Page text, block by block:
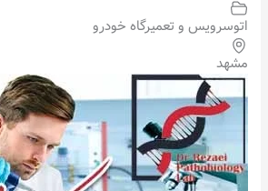
اتوسرویس و تعمیرگاه خودرو
مشهد